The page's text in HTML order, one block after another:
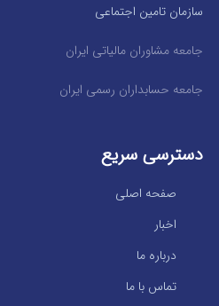
سازمان تامین اجتماعی
جامعه مشاوران مالیاتی ایران
جامعه حسابداران رسمی ایران
دسترسی سریع
صفحه اصلی
اخبار
درباره ما
تماس با ما